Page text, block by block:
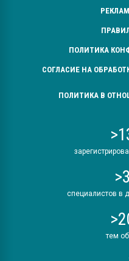
ПОЛИТИКА
СОГЛАСИЕ НА
ПОЛИТИКА В
специалистов в
тем